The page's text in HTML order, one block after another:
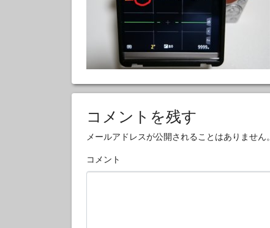
コメントを残す
メールアドレスが公開されることはありません。
コメント